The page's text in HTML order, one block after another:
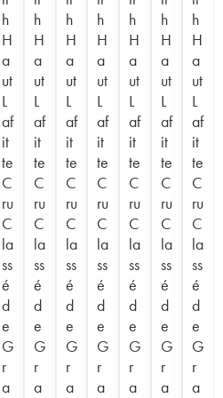
h
H
a
ut
L
af
it
te
C
ru
C
la
ss
é
d
e
G
r
a
h
H
a
ut
L
af
it
te
C
ru
C
la
ss
é
d
e
G
r
a
h
H
a
ut
L
af
it
te
C
ru
C
la
ss
é
d
e
G
r
a
h
H
a
ut
L
af
it
te
C
ru
C
la
ss
é
d
e
G
r
a
h
H
a
ut
L
af
it
te
C
ru
C
la
ss
é
d
e
G
r
a
h
H
a
ut
L
af
it
te
C
ru
C
la
ss
é
d
e
G
r
a
h
H
a
ut
L
af
it
te
C
ru
C
la
ss
é
d
e
G
r
a